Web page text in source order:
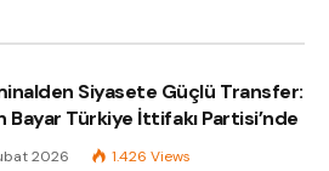
Siyasete Güçlü Transfer:
Bayar Türkiye İttifakı Partisi’nde
2026 1.426 Views